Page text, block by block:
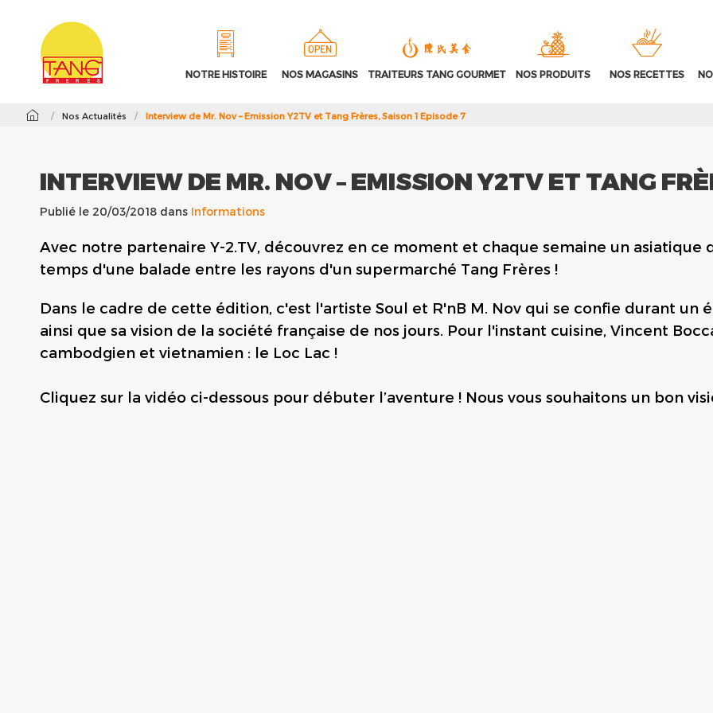
NOTRE HISTOIRE NOS MAGASINS TRAITEURS TANG GOURMET NOS PRODUITS NOS RECETTES
/ Nos Actualités / Interview de Mr. Nov – Emission Y2TV et Tang Frères, Saison 1 Episode 7
INTERVIEW DE MR. NOV – EMISSION Y2TV ET TANG
Publié le 20/03/2018 dans Informations
Avec notre partenaire Y-2.TV, découvrez en ce moment et chaque semaine un asiatique
temps d'une balade entre les rayons d'un supermarché Tang Frères !
Dans le cadre de cette édition, c'est l'artiste Soul et R'nB M. Nov qui se confie durant un
ainsi que sa vision de la société française de nos jours. Pour l'instant cuisine, Vincent
cambodgien et vietnamien : le Loc Lac !
Cliquez sur la vidéo ci-dessous pour débuter l’aventure ! Nous vous souhaitons un bon